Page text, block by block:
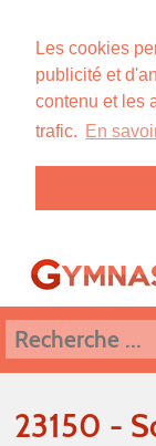
Les cookies
publicité et
contenu et les
trafic. En
23150 -